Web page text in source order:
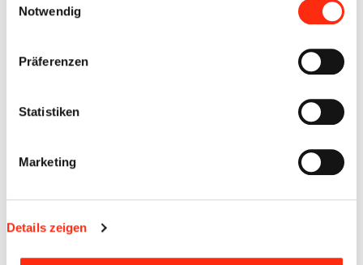
Notwendig
Präferenzen
Statistiken
Marketing
Details zeigen
Ausbildung in der Berufsschule in den Lernfeldern:
Betriebsmitteln gewährleisten
Steuerungen für Anlagen programmieren und realisieren
Teil 1 der Abschlussprüfung vor Ende des 2.
3. und 4. Ausbildungsjahr